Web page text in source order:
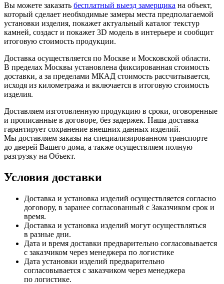
Вы можете заказать бесплатный выезд замерщика на объект,
который сделает необходимые замеры места предполагаемой
установки изделия, покажет актуальный каталог текстур
камней, создаст и покажет 3D модель в интерьере и сообщит
итоговую стоимость продукции.
Доставка осуществляется по Москве и Московской области.
В пределах Москвы установлена фиксированная стоимость
доставки, а за пределами МКАД стоимость рассчитывается,
исходя из километража и включается в итоговую стоимость
изделия.
Доставляем изготовленную продукцию в сроки, оговоренные
и прописанные в договоре, без задержек. Наша доставка
гарантирует сохранение внешних данных изделий.
Мы доставляем заказы на специализированном транспорте
до дверей Вашего дома, а также осуществляем полную
разгрузку на Объект.
Условия доставки
Доставка и установка изделий осуществляется согласно
договору, в заранее согласованный с Заказчиком срок и
время.
Доставка и установка изделий могут осуществляться
в разные дни.
Дата и время доставки предварительно согласовывается
с заказчиком через менеджера по логистике
Дата установки изделий предварительно
согласовывается с заказчиком через менеджера
по логистике.